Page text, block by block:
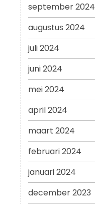
september 2024
augustus 2024
juli 2024
juni 2024
mei 2024
april 2024
maart 2024
februari 2024
januari 2024
december 2023